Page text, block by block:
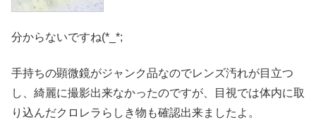
分からないですね(*_*;
手持ちの顕微鏡がジャンク品なのでレンズ汚れが目立つ
し、綺麗に撮影出来なかったのですが、目視では体内に取
り込んだクロレラらしき物も確認出来ましたよ。